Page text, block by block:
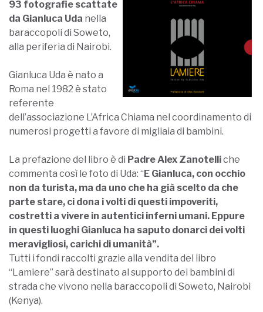
93 fotografie scattate
da Gianluca Uda nella
baraccopoli di Soweto,
alla periferia di Nairobi.
Gianluca Uda è nato a
Roma nel 1982 è stato
referente
dell’associazione L’Africa Chiama nel coordinamento di
numerosi progetti a favore di migliaia di bambini.
La prefazione del libro è di Padre Alex Zanotelliche
commenta così le foto di Uda: “ E Gianluca, con occhio
non da turista, ma da uno che ha già scelto da che
parte stare, ci dona i volti di questi impoveriti,
costretti a vivere in autentici inferni umani. Eppure
in questi luoghi Gianluca ha saputo donarci dei volti
meravigliosi, carichi di umanità”.
Tutti i fondi raccolti grazie alla vendita del libro
“Lamiere” sarà destinato al supporto dei bambini di
strada che vivono nella baraccopoli di Soweto, Nairobi
(Kenya).